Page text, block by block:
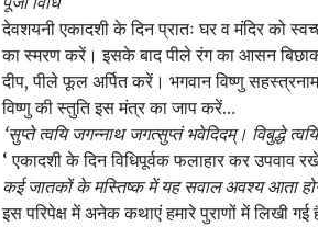
देवशयनी एकादशी के दिन प्रातः घर व मंदिर को
का स्मरण करें। इसके बाद पीले रंग का आसन
दीप, पीले फूल अर्पित करें। भगवान विष्णु
विष्णु की स्तुति इस मंत्र का जाप करें…
‘सुप्ते त्वयि जगन्नाथ जगत्सुप्तं भवेदिदम्। विबुद्धे
‘ एकादशी के दिन विधिपूर्वक फलाहार कर
कई जातकों के मस्तिष्क में यह सवाल अवश्य आता
इस परिपेक्ष में अनेक कथाएं हमारे पुराणों में लिखी